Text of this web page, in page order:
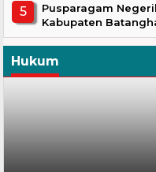
Pusparagam
Kabupaten
Hukum